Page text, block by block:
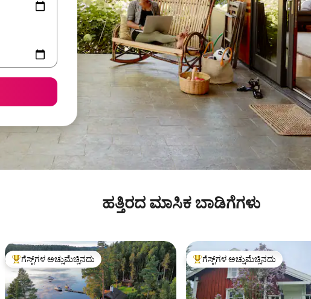
ಹತ್ತಿರದ ಮಾಸಿಕ ಬಾಡಿಗೆಗಳು
ಗೆಸ್ಟ್‌ಗಳಿಗೆ ಅತಿ ಹೆಚ್ಚು ಅಚ್ಚುಮೆಚ್ಚಿನದು
ಗೆಸ್ಟ್‌ಗಳ ಅಚ್ಚುಮೆಚ್ಚಿನದು ಗೆಸ್ಟ್‌ಗಳಿಗೆ ಅತಿ ಹೆಚ್ಚು ಅಚ್ಚುಮೆಚ್ಚಿನದು
ಗೆಸ್ಟ್‌ಗಳ ಅಚ್ಚುಮೆಚ್ಚಿನದು